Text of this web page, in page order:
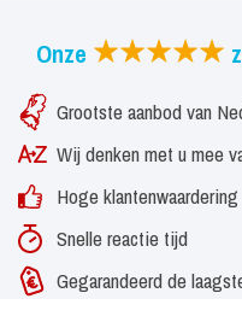
mogelijkheden.
Bon Jovi Forever – voel de
avond.
Onze
Grootste aanbod van
Wij denken met u mee
Hoge klantenwaardering
Snelle reactie tijd
Gegarandeerd de